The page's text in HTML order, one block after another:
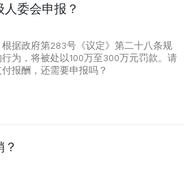
委会申报？
据政府第283号《议定》第二十八条规
为，将被处以100万至300万元罚款。请
报酬，还需要申报吗？